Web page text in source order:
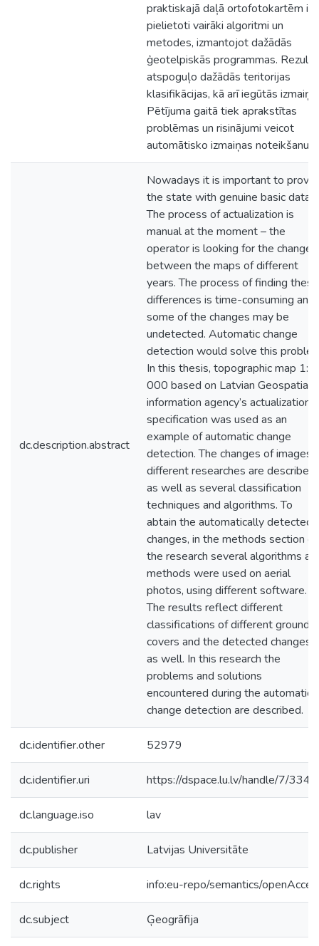
praktiskajā daļā ortofotokartēm ir
pielietoti vairāki algoritmi un
metodes, izmantojot dažādās
ģeotelpiskās programmas.
atspoguļo dažādās teritorijas
klasifikācijas, kā arī iegūtās
Pētījuma gaitā tiek aprakstītas
problēmas un risinājumi veicot
automātisko izmaiņas noteikšanu.
dc.description.abstract
Nowadays it is important to
the state with genuine basic data.
The process of actualization is
manual at the moment – the
operator is looking for the changes
between the maps of different
years. The process of finding these
differences is time-consuming and
some of the changes may be
undetected. Automatic change
detection would solve this
In this thesis, topographic map
000 based on Latvian Geospatial
information agency’s actualization
specification was used as an
example of automatic change
detection. The changes of images
different researches are described,
as well as several classification
techniques and algorithms. To
abtain the automatically detected
changes, in the methods section of
the research several algorithms
methods were used on aerial
photos, using different software.
The results reflect different
classifications of different ground
covers and the detected changes
as well. In this research the
problems and solutions
encountered during the automatic
change detection are described.
dc.identifier.other 52979
dc.identifier.uri https://dspace.lu.lv/handle/7/
dc.language.iso lav
dc.publisher Latvijas Universitāte
dc.rights info:eu-repo/semantics/
dc.subject Ģeogrāfija